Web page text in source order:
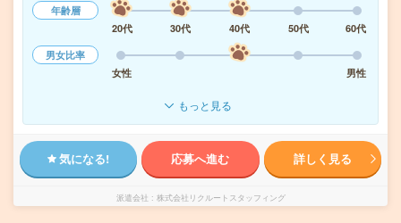
年齢層
20代
30代 40代 50代
60代
男女比率
女性
男性
もっと見る
気になる! 応募へ進む 詳しく見る
派遣会社 株式会社リクルートスタッフィング